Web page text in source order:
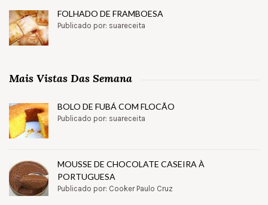
FOLHADO DE FRAMBOESA
Publicado por: suareceita
Mais Vistas Das Semana
BOLO DE FUBÁ COM FLOCÃO
Publicado por: suareceita
MOUSSE DE CHOCOLATE CASEIRA À
PORTUGUESA
Publicado por: Cooker Paulo Cruz